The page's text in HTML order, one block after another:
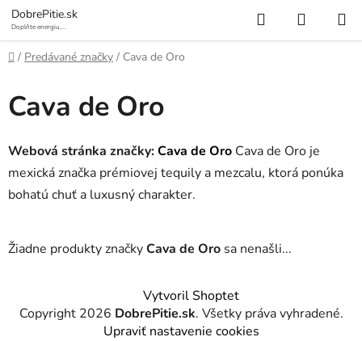
Prejsť
na
obsah
DobrePitie.sk
Doplňte energiu,
Hľadať
KOŠÍK
Domov
/ Predávané značky / Cava de Oro
Cava de Oro
Webová stránka značky:Cava de Oro Cava de Oro je
mexická značka prémiovej tequily a mezcalu, ktorá ponúka
bohatú chuť a luxusný charakter.
Žiadne produkty značkyCava de Oro sa nenašli...
Vytvoril Shoptet
Copyright 2026 DobrePitie.sk. Všetky práva vyhradené.
Upraviť nastavenie cookies